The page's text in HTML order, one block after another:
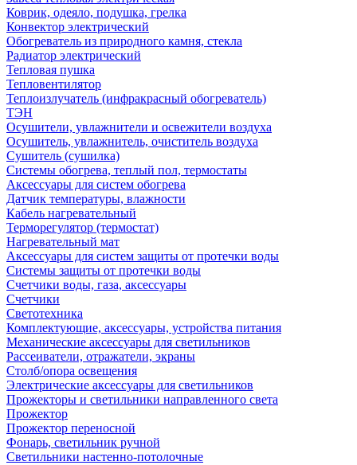
Коврик, одеяло, подушка, грелка
Конвектор электрический
Обогреватель из природного камня, стекла
Радиатор электрический
Тепловая пушка
Тепловентилятор
Теплоизлучатель (инфракрасный обогреватель)
ТЭН
Осушители, увлажнители и освежители воздуха
Осушитель, увлажнитель, очиститель воздуха
Сушитель (сушилка)
Системы обогрева, теплый пол, термостаты
Аксессуары для систем обогрева
Датчик температуры, влажности
Кабель нагревательный
Терморегулятор (термостат)
Нагревательный мат
Аксессуары для систем защиты от протечки воды
Системы защиты от протечки воды
Счетчики воды, газа, аксессуары
Счетчики
Светотехника
Комплектующие, аксессуары, устройства питания
Механические аксессуары для светильников
Рассеиватели, отражатели, экраны
Столб/опора освещения
Электрические аксессуары для светильников
Прожекторы и светильники направленного света
Прожектор
Прожектор переносной
Фонарь, светильник ручной
Светильники настенно-потолочные